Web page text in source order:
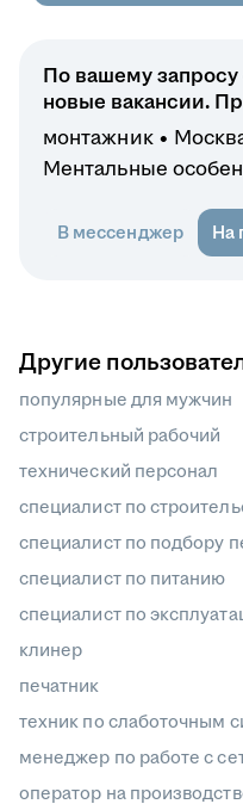
По вашему запросу
новые вакансии.
монтажник
Ментальные
В мессенджер На
Другие
популярные для мужчин
строительный рабочий
технический персонал
специалист по
специалист по подбору
специалист по питанию
специалист по
клинер
печатник
техник по слаботочным
менеджер по работе с
оператор на